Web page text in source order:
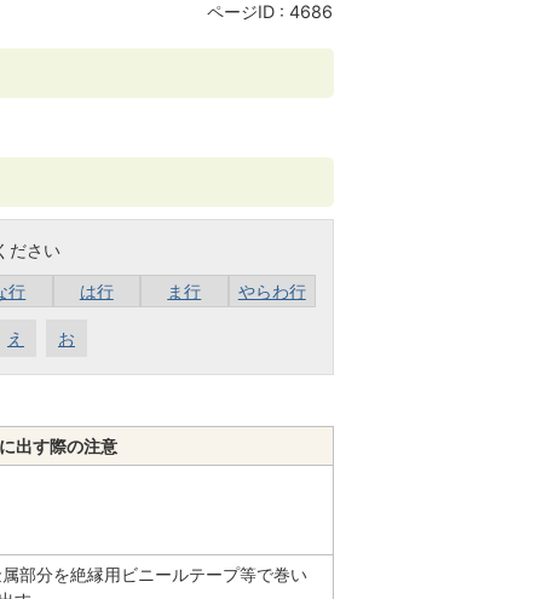
ページID : 4686
ださい
行
は行 ま行 やらわ行
え お
出す際の注意
部分を絶縁用ビニールテープ等で巻い